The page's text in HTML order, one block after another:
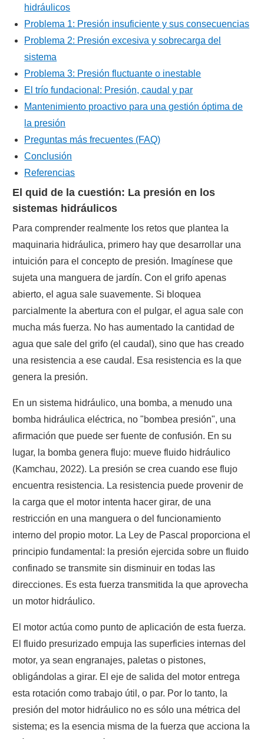
hidráulicos
Problema 1: Presión insuficiente y sus consecuencias
Problema 2: Presión excesiva y sobrecarga del
sistema
Problema 3: Presión fluctuante o inestable
El trío fundacional: Presión, caudal y par
Mantenimiento proactivo para una gestión óptima de
la presión
Preguntas más frecuentes (FAQ)
Conclusión
Referencias
El quid de la cuestión: La presión en los
sistemas hidráulicos
Para comprender realmente los retos que plantea la
maquinaria hidráulica, primero hay que desarrollar una
intuición para el concepto de presión. Imagínese que
sujeta una manguera de jardín. Con el grifo apenas
abierto, el agua sale suavemente. Si bloquea
parcialmente la abertura con el pulgar, el agua sale con
mucha más fuerza. No has aumentado la cantidad de
agua que sale del grifo (el caudal), sino que has creado
una resistencia a ese caudal. Esa resistencia es la que
genera la presión.
En un sistema hidráulico, una bomba, a menudo una
bomba hidráulica eléctrica, no "bombea presión", una
afirmación que puede ser fuente de confusión. En su
lugar, la bomba genera flujo: mueve fluido hidráulico
(Kamchau, 2022). La presión se crea cuando ese flujo
encuentra resistencia. La resistencia puede provenir de
la carga que el motor intenta hacer girar, de una
restricción en una manguera o del funcionamiento
interno del propio motor. La Ley de Pascal proporciona el
principio fundamental: la presión ejercida sobre un fluido
confinado se transmite sin disminuir en todas las
direcciones. Es esta fuerza transmitida la que aprovecha
un motor hidráulico.
El motor actúa como punto de aplicación de esta fuerza.
El fluido presurizado empuja las superficies internas del
motor, ya sean engranajes, paletas o pistones,
obligándolas a girar. El eje de salida del motor entrega
esta rotación como trabajo útil, o par. Por lo tanto, la
presión del motor hidráulico no es sólo una métrica del
sistema; es la esencia misma de la fuerza que acciona la